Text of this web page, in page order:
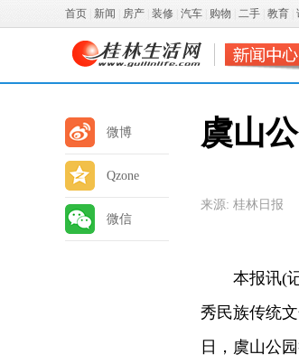
首页 新闻 房产 装修 汽车 购物 二手 教育
微博
Qzone
微信
虞山
来源: 桂林日报
本报讯(记
秀民族传统
日，虞山公